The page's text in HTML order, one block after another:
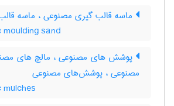
ماسه قالب گیری مصنوعی ، ماسه
sand
پوشش های مصنوعی ، مالچ های
مصنوعی ، پوشش‌های مصنوعی